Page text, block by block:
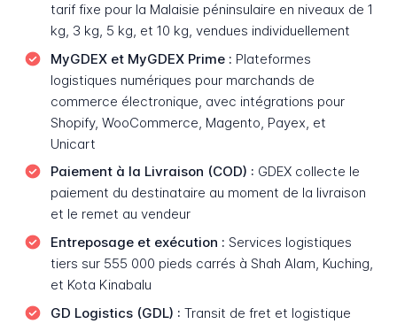
tarif fixe pour la Malaisie péninsulaire en niveaux de 1
kg, 3 kg, 5 kg, et 10 kg, vendues individuellement
MyGDEX et MyGDEX Prime : Plateformes
logistiques numériques pour marchands de
commerce électronique, avec intégrations pour
Shopify, WooCommerce, Magento, Payex, et
Unicart
Paiement à la Livraison (COD) : GDEX collecte le
paiement du destinataire au moment de la livraison
et le remet au vendeur
Entreposage et exécution : Services logistiques
tiers sur 555 000 pieds carrés à Shah Alam, Kuching,
et Kota Kinabalu
GD Logistics (GDL) : Transit de fret et logistique